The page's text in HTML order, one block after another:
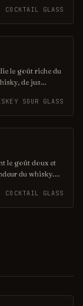
à rafraîchir le
digestif après un
COCKTAIL GLASS
le goût riche du
de jus
séduisant est
SOUR GLASS
le goût doux et
du whisky.
et élégante.
subtil
COCKTAIL GLASS